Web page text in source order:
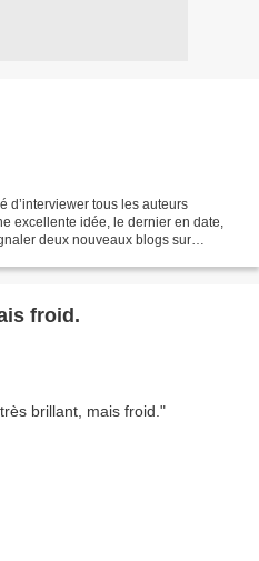
d’interviewer tous les auteurs
excellente idée, le dernier en date,
deux nouveaux blogs sur
froid.